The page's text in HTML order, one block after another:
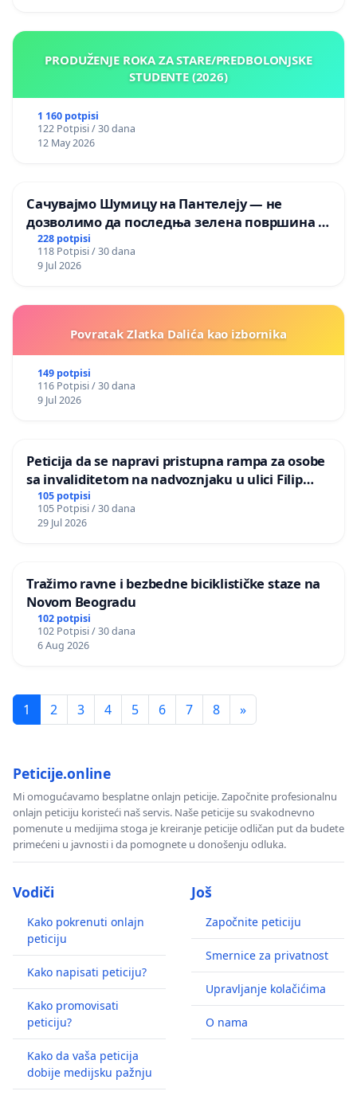
PRODUŽENJE ROKA ZA STARE/PREDBOLONJSKE
STUDENTE (2026)
1 160 potpisi
122 Potpisi / 30 dana
12 May 2026
Сачувајмо Шумицу на Пантелеју — не
дозволимо да последња зелена површина у
Мавровској постане депонија
228 potpisi
118 Potpisi / 30 dana
9 Jul 2026
Povratak Zlatka Dalića kao izbornika
149 potpisi
116 Potpisi / 30 dana
9 Jul 2026
Peticija da se napravi pristupna rampa za osobe
sa invaliditetom na nadvoznjaku u ulici Filip
Kljajic u Kragujevcu
105 potpisi
105 Potpisi / 30 dana
29 Jul 2026
Tražimo ravne i bezbedne biciklističke staze na
Novom Beogradu
102 potpisi
102 Potpisi / 30 dana
6 Aug 2026
1 2 3 4 5 6 7 8 »
Peticije.online
Mi omogućavamo besplatne onlajn peticije. Započnite profesionalnu
onlajn peticiju koristeći naš servis. Naše peticije su svakodnevno
pomenute u medijima stoga je kreiranje peticije odličan put da budete
primećeni u javnosti i da pomognete u donošenju odluka.
Vodiči
Kako pokrenuti onlajn
peticiju
Kako napisati peticiju?
Kako promovisati
peticiju?
Kako da vaša peticija
dobije medijsku pažnju
Još
Započnite peticiju
Smernice za privatnost
Upravljanje kolačićima
O nama